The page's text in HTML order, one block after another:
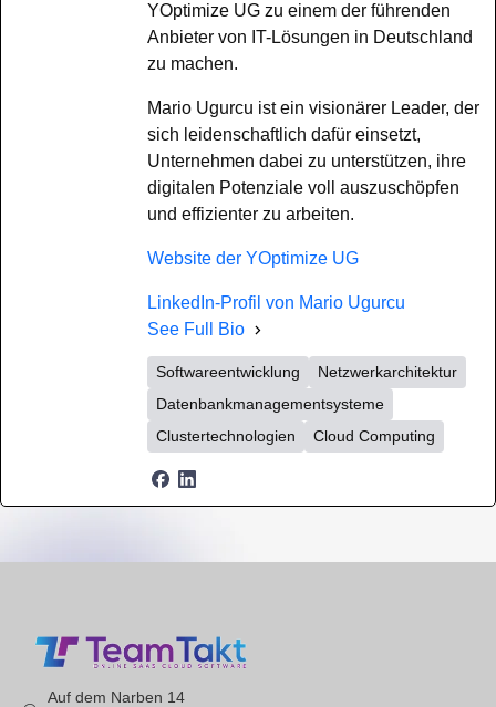
YOptimize UG zu einem der führenden
Anbieter von IT-Lösungen in Deutschland
zu machen.
Mario Ugurcu ist ein visionärer Leader, der
sich leidenschaftlich dafür einsetzt,
Unternehmen dabei zu unterstützen, ihre
digitalen Potenziale voll auszuschöpfen
und effizienter zu arbeiten.
Website der YOptimize UG
LinkedIn-Profil von Mario Ugurcu
See Full Bio
Softwareentwicklung
Netzwerkarchitektur
Datenbankmanagementsysteme
Clustertechnologien
Cloud Computing
Auf dem Narben 14